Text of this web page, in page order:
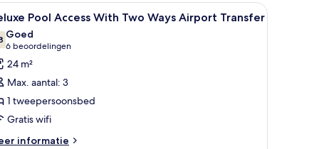
flatscreen televisie, een klein tafeltje met een plant en een balkon met
Een hotelkamer met een groot bed, een
9 Pool Access With Two Ways Airport Transfer
van 10
Goed
6 beoordelingen
(6
beoordelingen)
24 m²
Max. aantal: 3
1 tweepersoonsbed
Gratis wifi
informatie